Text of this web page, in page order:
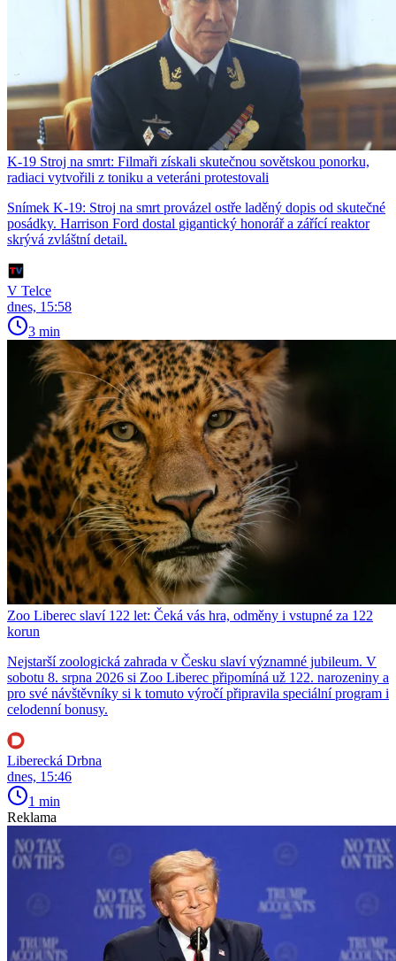
K-19 Stroj na smrt: Filmaři získali skutečnou sovětskou ponorku,
radiaci vytvořili z toniku a veteráni protestovali
Snímek K-19: Stroj na smrt provázel ostře laděný dopis od skutečné
posádky. Harrison Ford dostal gigantický honorář a zářící reaktor
skrývá zvláštní detail.
V Telce
dnes, 15:58
3 min
Zoo Liberec slaví 122 let: Čeká vás hra, odměny i vstupné za 122
korun
Nejstarší zoologická zahrada v Česku slaví významné jubileum. V
sobotu 8. srpna 2026 si Zoo Liberec připomíná už 122. narozeniny a
pro své návštěvníky si k tomuto výročí připravila speciální program i
celodenní bonusy.
Liberecká Drbna
dnes, 15:46
1 min
Reklama